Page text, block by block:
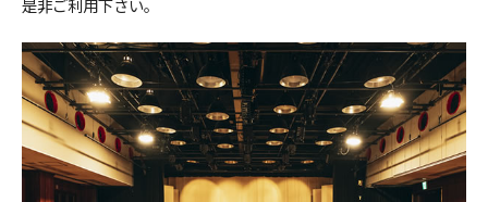
是非ご利用下さい。